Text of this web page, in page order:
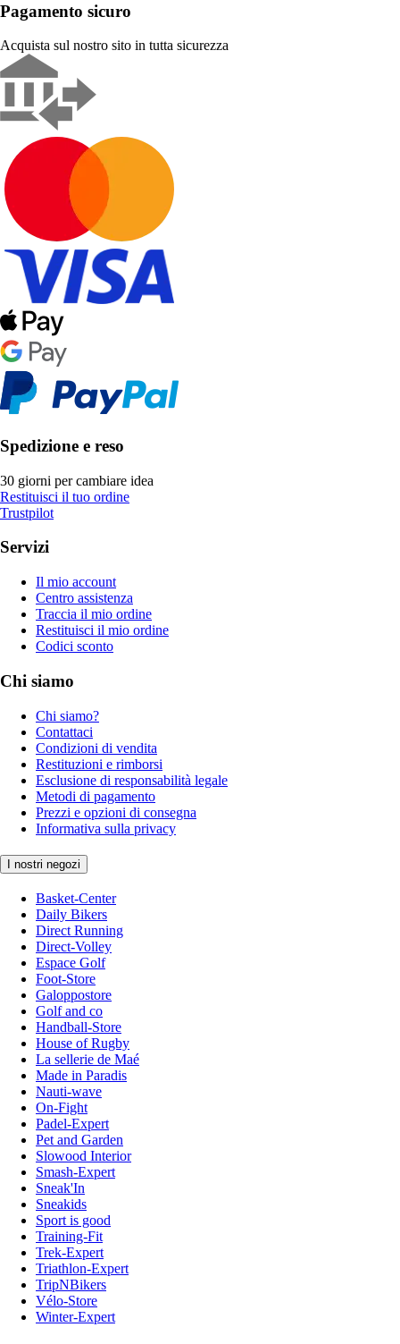
Pagamento sicuro
Acquista sul nostro sito in tutta sicurezza
Spedizione e reso
30 giorni per cambiare idea
Restituisci il tuo ordine
Trustpilot
Servizi
Il mio account
Centro assistenza
Traccia il mio ordine
Restituisci il mio ordine
Codici sconto
Chi siamo
Chi siamo?
Contattaci
Condizioni di vendita
Restituzioni e rimborsi
Esclusione di responsabilità legale
Metodi di pagamento
Prezzi e opzioni di consegna
Informativa sulla privacy
I nostri negozi
Basket-Center
Daily Bikers
Direct Running
Direct-Volley
Espace Golf
Foot-Store
Galoppostore
Golf and co
Handball-Store
House of Rugby
La sellerie de Maé
Made in Paradis
Nauti-wave
On-Fight
Padel-Expert
Pet and Garden
Slowood Interior
Smash-Expert
Sneak'In
Sneakids
Sport is good
Training-Fit
Trek-Expert
Triathlon-Expert
TripNBikers
Vélo-Store
Winter-Expert